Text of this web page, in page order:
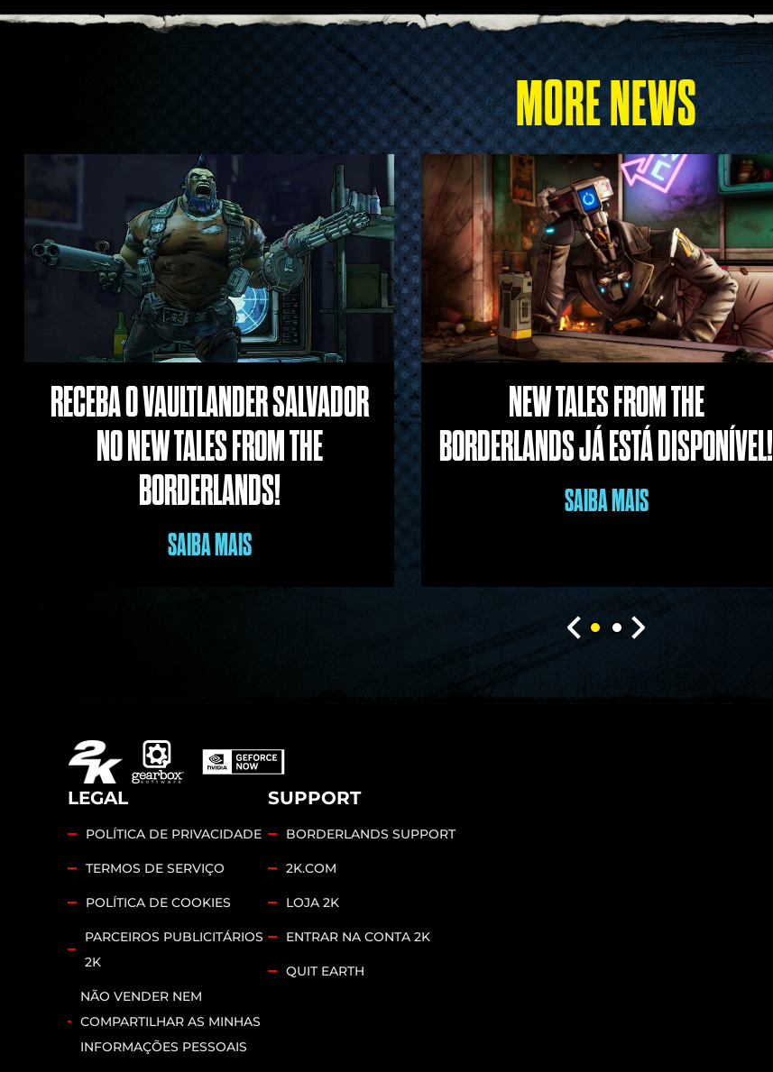
MORE NEWS
RECEBA O VAULTLANDER SALVADOR
NO NEW TALES FROM THE
BORDERLANDS!
SAIBA MAIS
NEW TALES FROM THE
BORDERLANDS JÁ ESTÁ DISPONÍVEL!
SAIBA MAIS
LEGAL
POLÍTICA DE PRIVACIDADE
TERMOS DE SERVIÇO
POLÍTICA DE COOKIES
PARCEIROS PUBLICITÁRIOS
2K
NÃO VENDER NEM
COMPARTILHAR AS MINHAS
INFORMAÇÕES PESSOAIS
SUPPORT
BORDERLANDS SUPPORT
2K.COM
LOJA 2K
ENTRAR NA CONTA 2K
QUIT EARTH